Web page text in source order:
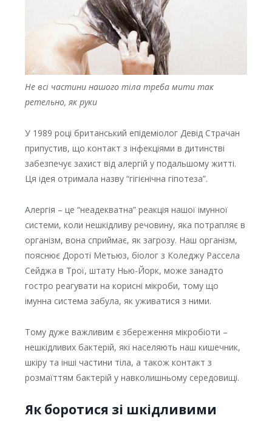
Не всі частини нашого тіла треба мити так
ретельно, як руки
У 1989 році британський епідеміолог Девід Страчан
припустив, що контакт з інфекціями в дитинстві
забезпечує захист від алергій у подальшому житті.
Ця ідея отримала назву “гігієнічна гіпотеза”.
Алергія – це “неадекватна” реакція нашої імунної
системи, коли нешкідливу речовину, яка потрапляє в
організм, вона сприймає, як загрозу. Наш організм,
пояснює Дороті Метьюз, біолог з Коледжу Рассела
Сейджа в Трої, штату Нью-Йорк, може занадто
гостро реагувати на корисні мікроби, тому що
імунна система забула, як уживатися з ними.
Тому дуже важливим є збереження мікробіоти –
нешкідливих бактерій, які населяють наш кишечник,
шкіру та інші частини тіла, а також контакт з
розмаїттям бактерій у навколишньому середовищі.
Як боротися зі шкідливими